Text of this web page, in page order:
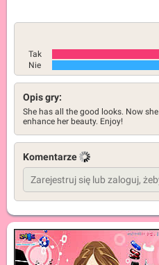
Tak
Nie
Opis gry:
She has all the good looks. Now
enhance her beauty. Enjoy!
Komentarze